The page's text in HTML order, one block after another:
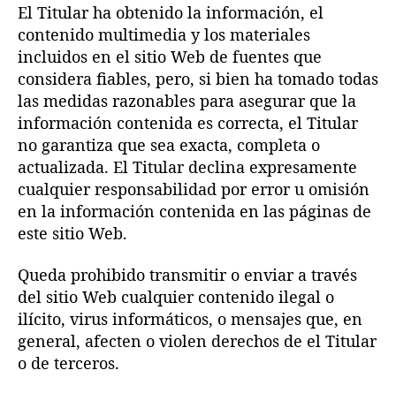
El Titular ha obtenido la información, el
contenido multimedia y los materiales
incluidos en el sitio Web de fuentes que
considera fiables, pero, si bien ha tomado todas
las medidas razonables para asegurar que la
información contenida es correcta, el Titular
no garantiza que sea exacta, completa o
actualizada. El Titular declina expresamente
cualquier responsabilidad por error u omisión
en la información contenida en las páginas de
este sitio Web.
Queda prohibido transmitir o enviar a través
del sitio Web cualquier contenido ilegal o
ilícito, virus informáticos, o mensajes que, en
general, afecten o violen derechos de el Titular
o de terceros.